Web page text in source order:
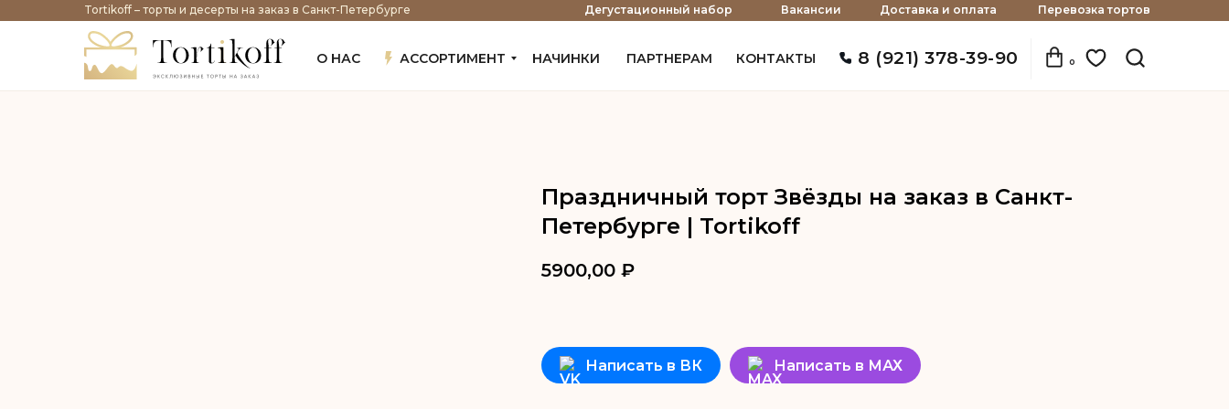
Вакансии
Дегустационный набор
Tortikoff – торты и десерты на заказ в Санкт-Петербурге Доставка и оплата Перевозка тортов
8 (921) 378-39-90
О НАС КОНТАКТЫ
НАЧИНКИ
АССОРТИМЕНТ ПАРТНЕРАМ 0
Праздничный торт Звёзды на заказ в Санкт-
Петербурге | Tortikoff
5900,00 ₽
Написать в ВК Написать в МАХ